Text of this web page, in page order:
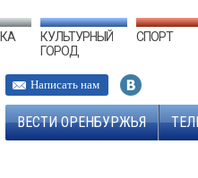
КУЛЬТУРНЫЙ
ГОРОД
СПОРТ
Написать нам
ВЕСТИ ОРЕНБУРЖЬЯ